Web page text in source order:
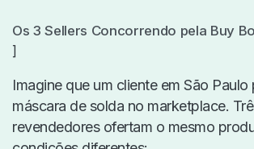
Os 3 Sellers Concorrendo pela Buy
]
Imagine que um cliente em São Paulo
máscara de solda no marketplace.
revendedores ofertam o mesmo